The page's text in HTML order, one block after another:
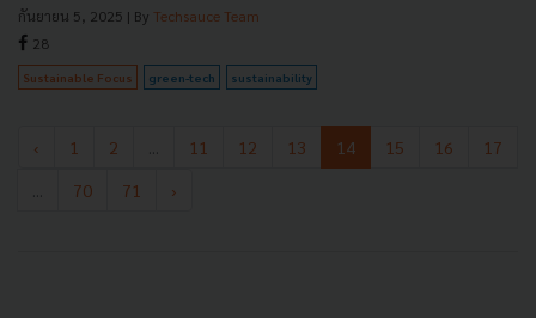
กันยายน 5, 2025 | By Techsauce Team
28
Sustainable Focus green-tech sustainability
‹ 1 2 11 12 13 14 15 16
17
70 71 ›